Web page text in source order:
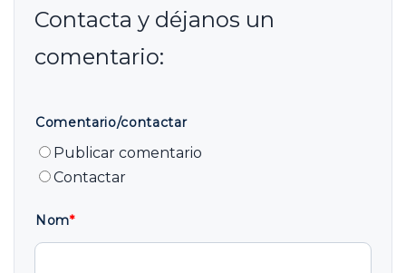
Comentario/contactar
Publicar comentario
Contactar
Nom*